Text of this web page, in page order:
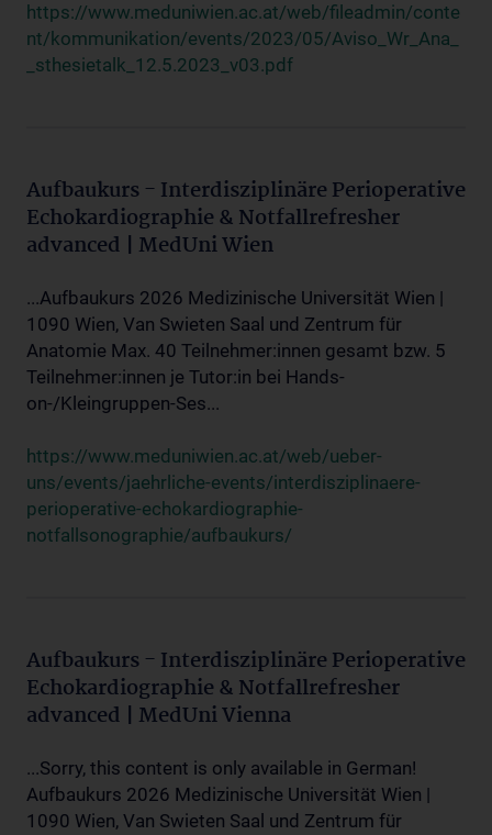
https://www.meduniwien.ac.at/web/fileadmin/conte
nt/kommunikation/events/2023/05/Aviso_Wr_Ana_
_sthesietalk_12.5.2023_v03.pdf
Aufbaukurs - Interdisziplinäre Perioperative
Echokardiographie & Notfallrefresher
advanced | MedUni Wien
...Aufbaukurs 2026 Medizinische Universität Wien |
1090 Wien, Van Swieten Saal und Zentrum für
Anatomie Max. 40 Teilnehmer:innen gesamt bzw. 5
Teilnehmer:innen je Tutor:in bei Hands-
on-/Kleingruppen-Ses...
https://www.meduniwien.ac.at/web/ueber-
uns/events/jaehrliche-events/interdisziplinaere-
perioperative-echokardiographie-
notfallsonographie/aufbaukurs/
Aufbaukurs - Interdisziplinäre Perioperative
Echokardiographie & Notfallrefresher
advanced | MedUni Vienna
...Sorry, this content is only available in German!
Aufbaukurs 2026 Medizinische Universität Wien |
1090 Wien, Van Swieten Saal und Zentrum für